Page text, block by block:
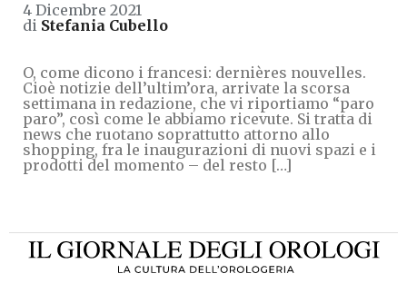
4 Dicembre 2021
di Stefania Cubello
O, come dicono i francesi: dernières nouvelles.
Cioè notizie dell’ultim’ora, arrivate la scorsa
settimana in redazione, che vi riportiamo “paro
paro”, così come le abbiamo ricevute. Si tratta di
news che ruotano soprattutto attorno allo
shopping, fra le inaugurazioni di nuovi spazi e i
prodotti del momento – del resto […]